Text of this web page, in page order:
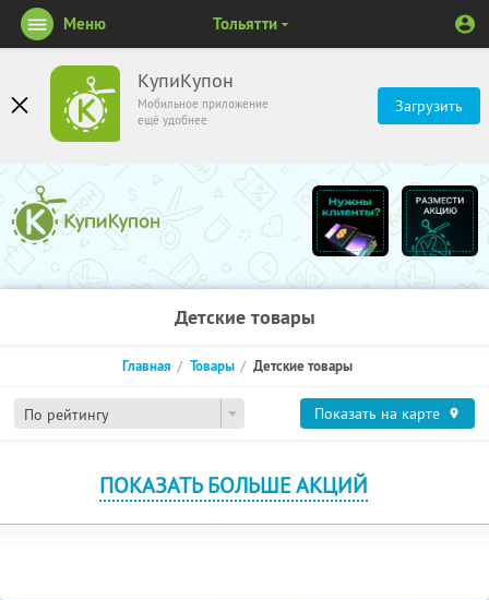
КупиКупон
Мобильное приложение
ещё удобнее
Загрузить
Меню Тольятти
Детские товары
По рейтингу
Главная Товары Детские товары
Показать на карте
ПОКАЗАТЬ БОЛЬШЕ АКЦИЙ